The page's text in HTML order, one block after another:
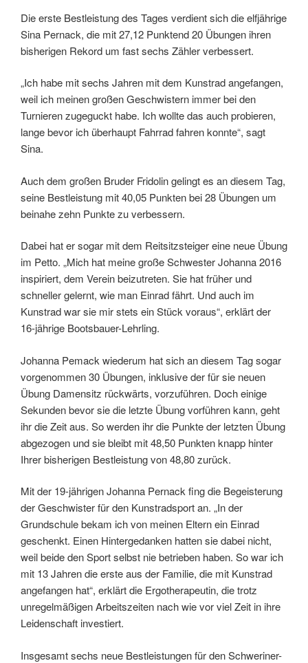
Die erste Bestleistung des Tages verdient sich die elfjährige
Sina Pernack, die mit 27,12 Punktend 20 Übungen ihren
bisherigen Rekord um fast sechs Zähler verbessert.
„Ich habe mit sechs Jahren mit dem Kunstrad angefangen,
weil ich meinen großen Geschwistern immer bei den
Turnieren zugeguckt habe. Ich wollte das auch probieren,
lange bevor ich überhaupt Fahrrad fahren konnte“, sagt
Sina.
Auch dem großen Bruder Fridolin gelingt es an diesem Tag,
seine Bestleistung mit 40,05 Punkten bei 28 Übungen um
beinahe zehn Punkte zu verbessern.
Dabei hat er sogar mit dem Reitsitzsteiger eine neue Übung
im Petto. „Mich hat meine große Schwester Johanna 2016
inspiriert, dem Verein beizutreten. Sie hat früher und
schneller gelernt, wie man Einrad fährt. Und auch im
Kunstrad war sie mir stets ein Stück voraus“, erklärt der
16-jährige Bootsbauer-Lehrling.
Johanna Pemack wiederum hat sich an diesem Tag sogar
vorgenommen 30 Übungen, inklusive der für sie neuen
Übung Damensitz rückwärts, vorzuführen. Doch einige
Sekunden bevor sie die letzte Übung vorführen kann, geht
ihr die Zeit aus. So werden ihr die Punkte der letzten Übung
abgezogen und sie bleibt mit 48,50 Punkten knapp hinter
Ihrer bisherigen Bestleistung von 48,80 zurück.
Mit der 19-jährigen Johanna Pernack fing die Begeisterung
der Geschwister für den Kunstradsport an. „In der
Grundschule bekam ich von meinen Eltern ein Einrad
geschenkt. Einen Hintergedanken hatten sie dabei nicht,
weil beide den Sport selbst nie betrieben haben. So war ich
mit 13 Jahren die erste aus der Familie, die mit Kunstrad
angefangen hat“, erklärt die Ergotherapeutin, die trotz
unregelmäßigen Arbeitszeiten nach wie vor viel Zeit in ihre
Leidenschaft investiert.
Insgesamt sechs neue Bestleistungen für den Schweriner-